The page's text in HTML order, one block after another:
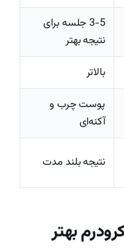
3-5 جلسه برای
نتیجه بهتر
بالاتر
پوست چرب و
آکنه‌ای
نتیجه بلند مدت
بهتر